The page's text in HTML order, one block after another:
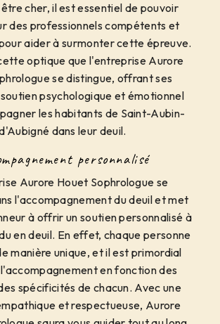
cher, il est essentiel de pouvoir
des professionnels compétents et
aider à surmonter cette épreuve.
optique que l'entreprise Aurore
se distingue, offrant ses
psychologique et émotionnel
les habitants de Saint-Aubin-
dans leur deuil.
personnalisé
Aurore Houet Sophrologue se
l'accompagnement du deuil et met
à offrir un soutien personnalisé à
en deuil. En effet, chaque personne
manière unique, et il est primordial
en fonction des
spécificités de chacun. Avec une
et respectueuse, Aurore